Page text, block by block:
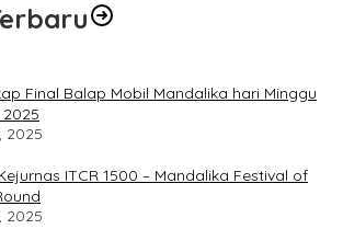
Final Balap Mobil Mandalika hari Minggu
2025
ITCR 1500 – Mandalika Festival of
2025